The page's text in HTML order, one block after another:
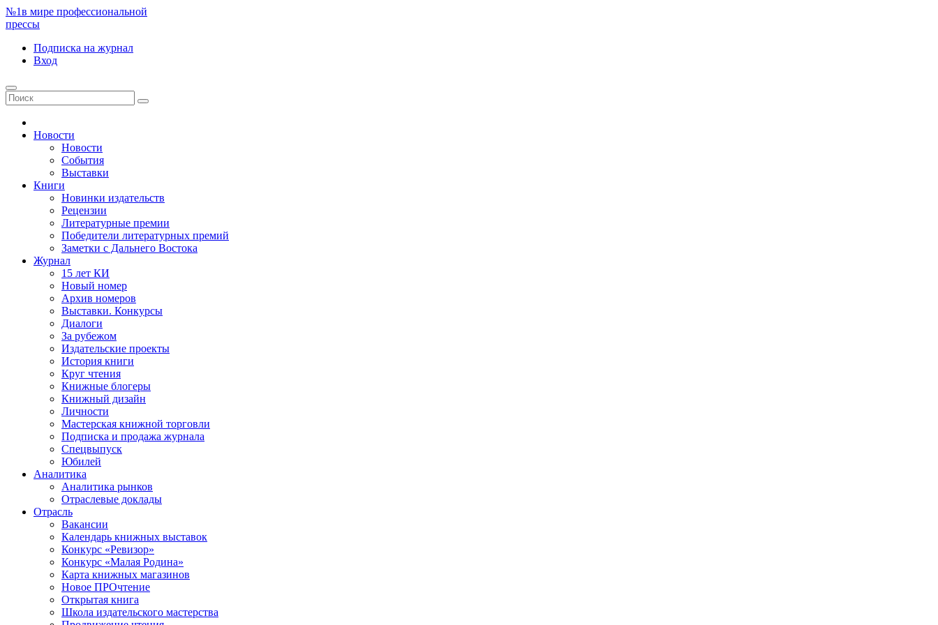
№1в мире профессиональной
прессы
Подписка на журнал
Вход
Новости
Новости
События
Выставки
Книги
Новинки издательств
Рецензии
Литературные премии
Победители литературных премий
Заметки с Дальнего Востока
Журнал
15 лет КИ
Новый номер
Архив номеров
Выставки. Конкурсы
Диалоги
За рубежом
Издательские проекты
История книги
Круг чтения
Книжные блогеры
Книжный дизайн
Личности
Мастерская книжной торговли
Подписка и продажа журнала
Спецвыпуск
Юбилей
Аналитика
Аналитика рынков
Отраслевые доклады
Отрасль
Вакансии
Календарь книжных выставок
Конкурс «Ревизор»
Конкурс «Малая Родина»
Карта книжных магазинов
Новое ПРОчтение
Открытая книга
Школа издательского мастерства